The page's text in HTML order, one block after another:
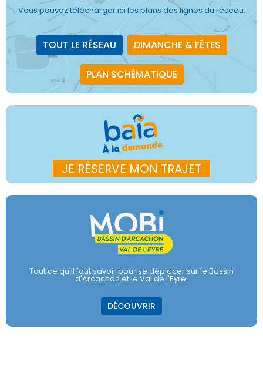
Vous pouvez télécharger ici les plans des lignes du réseau.
TOUT LE RÉSEAU DIMANCHE & FÊTES
PLAN SCHÉMATIQUE
JE RÉSERVE MON TRAJET
Tout ce qu'il faut savoir pour se déplacer sur le Bassin
d'Arcachon et le Val de l'Eyre.
DÉCOUVRIR